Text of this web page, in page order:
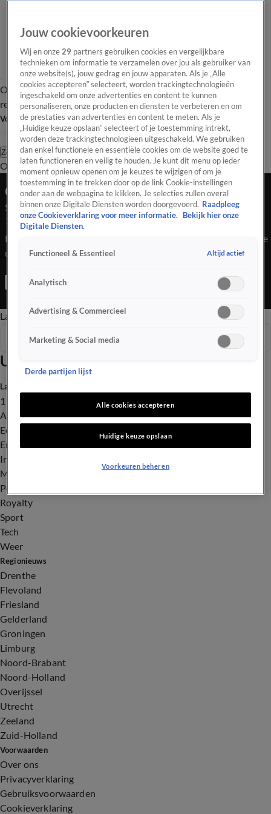
Overzicht Laatste nieuws Regionieuws Het beste van Hart
Tip de
redactie
Volg Hart van Nederland
Zoeken
OverzichtRegioUitzendingenWeerTip de redactiePanelVideo's
Ochtend Editie
Seizoen 2026, aflevering 745
18 feb, 08:00
Bekijk aflevering 745 van Hart van Nederland - Ochtend Editie
uit seizoen 2026 hier. Deze aflevering is uitgezonden op 18
Editie is een Nieuws programma
Late EditieOchtend EditieVroege Editie
Uitzendingen
Seizoen 2026
Laatste nieuws
112
Advies & Tips
Economie
Entertainment
Infrastructuur
Milieu en Gezondheid
Politiek
Royalty
Sport
Tech
Weer
Regionieuws
Drenthe
Flevoland
Friesland
Gelderland
Groningen
Limburg
Noord-Brabant
Noord-Holland
Overijssel
Utrecht
Zeeland
Zuid-Holland
Voorwaarden
Over ons
Privacyverklaring
Gebruiksvoorwaarden
Cookieverklaring
Jouw cookievoorkeuren
Wij en onze29 partners gebruiken cookies en vergelijkbare
technieken om informatie te verzamelen over jou als gebruiker van
onze website(s), jouw gedrag en jouw apparaten. Als je „Alle
cookies accepteren” selecteert, worden trackingtechnologieën
ingeschakeld om onze advertenties en content te kunnen
personaliseren, onze producten en diensten te verbeteren en om
de prestaties van advertenties en content te meten. Als je
„Huidige keuze opslaan” selecteert of je toestemming intrekt,
worden deze trackingtechnologieën uitgeschakeld. We gebruiken
dan enkel functionele en essentiële cookies om de website goed te
laten functioneren en veilig te houden. Je kunt dit menu op ieder
moment opnieuw openen om je keuzes te wijzigen of om je
toestemming in te trekken door op de link Cookie-instellingen
onder aan de webpagina te klikken. Je selecties zullen overal
binnen onze Digitale Diensten worden doorgevoerd. Raadpleeg
onze Cookieverklaring voor meer informatie.
Bekijk hier onze
Digitale Diensten.
Functioneel & Essentieel Altijd actief
Analytisch
Advertising & Commercieel
Marketing & Social media
Derde partijen lijst
Alle cookies accepteren
Huidige keuze opslaan
Voorkeuren beheren